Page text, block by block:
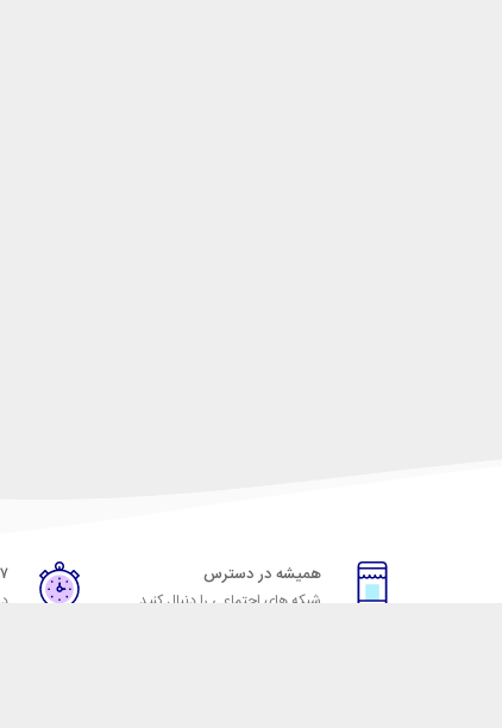
همیشه در دسترس
شبکه های اجتماعی را دنبال کنید
۷ روز ضمانت بازگشت